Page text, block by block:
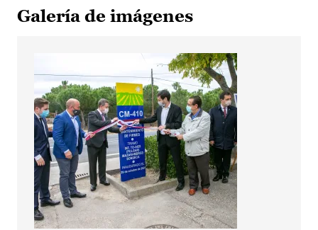
Galería de imágenes